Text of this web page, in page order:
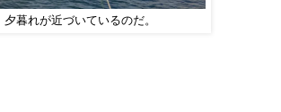
夕暮れが近づいているのだ。